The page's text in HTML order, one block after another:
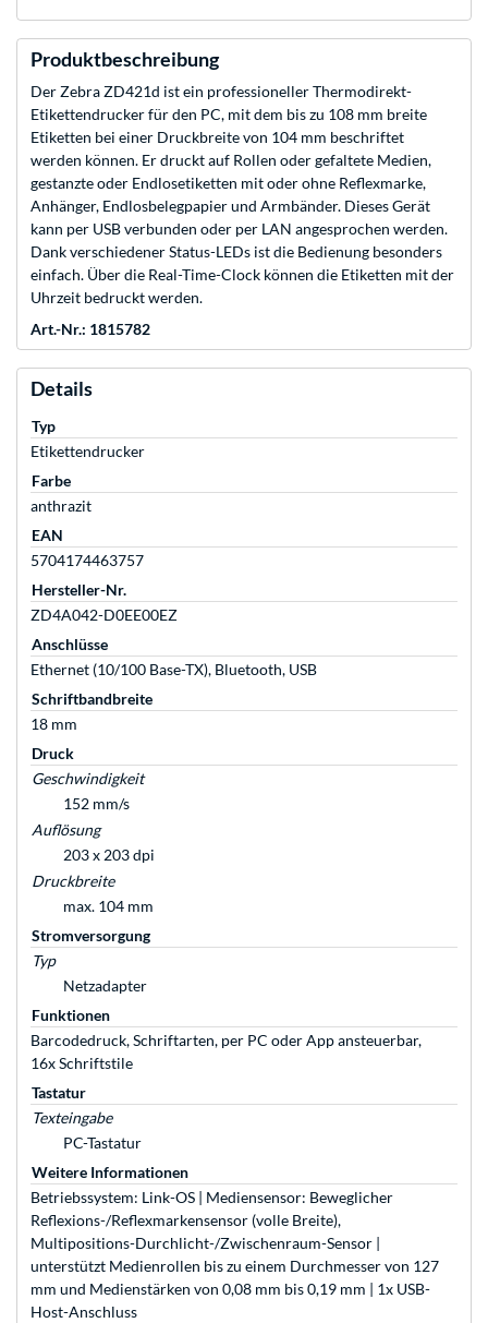
Produktbeschreibung
Der Zebra ZD421d ist ein professioneller Thermodirekt-
Etikettendrucker für den PC, mit dem bis zu 108 mm breite
Etiketten bei einer Druckbreite von 104 mm beschriftet
werden können. Er druckt auf Rollen oder gefaltete Medien,
gestanzte oder Endlosetiketten mit oder ohne Reflexmarke,
Anhänger, Endlosbelegpapier und Armbänder. Dieses Gerät
kann per USB verbunden oder per LAN angesprochen werden.
Dank verschiedener Status-LEDs ist die Bedienung besonders
einfach. Über die Real-Time-Clock können die Etiketten mit der
Uhrzeit bedruckt werden.
Art.-Nr.: 1815782
Details
Typ
Etikettendrucker
Farbe
anthrazit
EAN
5704174463757
Hersteller-Nr.
ZD4A042-D0EE00EZ
Anschlüsse
Ethernet (10/100 Base-TX), Bluetooth, USB
Schriftbandbreite
18 mm
Druck
Geschwindigkeit
152 mm/s
Auflösung
203 x 203 dpi
Druckbreite
max. 104 mm
Stromversorgung
Typ
Netzadapter
Funktionen
Barcodedruck, Schriftarten, per PC oder App ansteuerbar,
16x Schriftstile
Tastatur
Texteingabe
PC-Tastatur
Weitere Informationen
Betriebssystem: Link-OS | Mediensensor: Beweglicher
Reflexions-/Reflexmarkensensor (volle Breite),
Multipositions-Durchlicht-/Zwischenraum-Sensor |
unterstützt Medienrollen bis zu einem Durchmesser von 127
mm und Medienstärken von 0,08 mm bis 0,19 mm | 1x USB-
Host-Anschluss